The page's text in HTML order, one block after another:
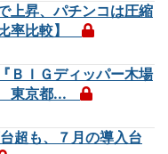
上昇、パチンコは圧縮
率比較】
ＢＩＧディッパー木場
東京都...
超も、７月の導入台